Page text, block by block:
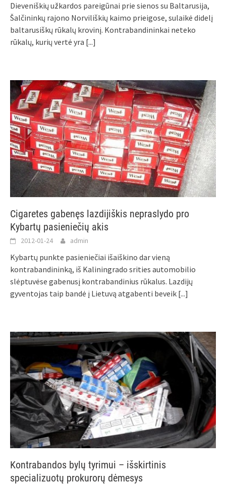
Dieveniškių užkardos pareigūnai prie sienos su Baltarusija,
Šalčininkų rajono Norviliškių kaimo prieigose, sulaikė didelį
baltarusiškų rūkalų krovinį. Kontrabandininkai neteko
rūkalų, kurių vertė yra [...]
Cigaretes gabenęs lazdijiškis nepraslydo pro
Kybartų pasieniečių akis
2012-01-24 admin
Kybartų punkte pasieniečiai išaiškino dar vieną
kontrabandininką, iš Kaliningrado srities automobilio
slėptuvėse gabenusį kontrabandinius rūkalus. Lazdijų
gyventojas taip bandė į Lietuvą atgabenti beveik [...]
Kontrabandos bylų tyrimui – išskirtinis
specializuotų prokurorų dėmesys